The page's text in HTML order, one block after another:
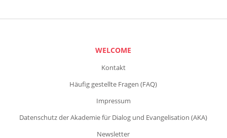
WELCOME
Kontakt
Häufig gestellte Fragen (FAQ)
Impressum
Datenschutz der Akademie für Dialog und Evangelisation (AKA)
Newsletter